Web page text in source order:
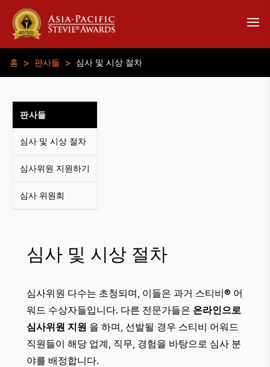
홈 > 판사들 > 심사 및 시상 절차
판사들
심사 및 시상 절차
심사위원 지원하기
심사 위원회
심사 및 시상 절차
심사위원 다수는 초청되며, 이들은 과거 스티비® 어
워드 수상자들입니다. 다른 전문가들은 온라인으로
심사위원 지원 을 하며, 선발될 경우 스티비 어워드
직원들이 해당 업계, 직무, 경험을 바탕으로 심사 분
야를 배정합니다.